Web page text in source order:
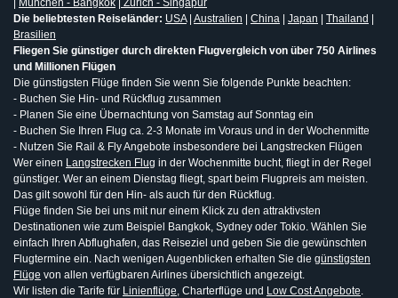
München - Bangkok
Zürich - Singapur
Die beliebtesten Reiseländer: USA| Australien China Japan Thailand
Brasilien
Fliegen Sie günstiger durch direkten Flugvergleich von über 750 Airlines
und Millionen Flügen
Die günstigsten Flüge finden Sie wenn Sie folgende Punkte beachten:
- Buchen Sie Hin- und Rückflug zusammen
- Planen Sie eine Übernachtung von Samstag auf Sonntag ein
- Buchen Sie Ihren Flug ca. 2-3 Monate im Voraus und in der Wochenmitte
- Nutzen Sie Rail & Fly Angebote insbesondere bei Langstrecken Flügen
Wer einen Langstrecken Flug in der Wochenmitte bucht, fliegt in der Regel
günstiger. Wer an einem Dienstag fliegt, spart beim Flugpreis am meisten.
Das gilt sowohl für den Hin- als auch für den Rückflug.
Flüge finden Sie bei uns mit nur einem Klick zu den attraktivsten
Destinationen wie zum Beispiel Bangkok, Sydney oder Tokio. Wählen Sie
einfach Ihren Abflughafen, das Reiseziel und geben Sie die gewünschten
Flugtermine ein. Nach wenigen Augenblicken erhalten Sie die günstigsten
Flüge von allen verfügbaren Airlines übersichtlich angezeigt.
Wir listen die Tarife für Linienflüge, Charterflüge und Low Cost Angebote.